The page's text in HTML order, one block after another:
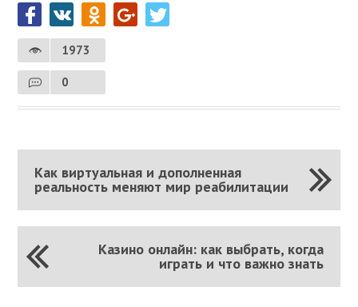
1973
0
Как виртуальная и дополненная
реальность меняют мир реабилитации
Казино онлайн: как выбрать, когда
играть и что важно знать